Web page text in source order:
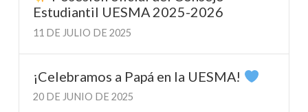
Estudiantil UESMA 2025-2026
11 DE JULIO DE 2025
¡Celebramos a Papá en la UESMA!
20 DE JUNIO DE 2025